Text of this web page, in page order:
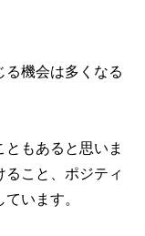
る機会は多くなる
ともあると思いま
こと、ポジティ
います。